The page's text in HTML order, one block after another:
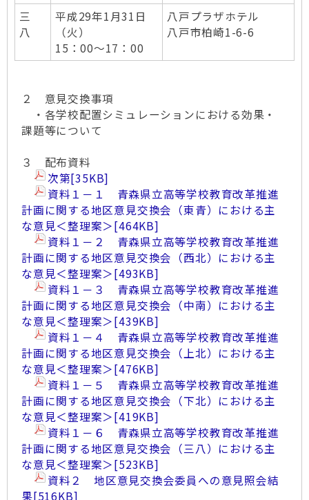
三
八
平成29年1月31日
（火）
15：00～17：00
八戸プラザホテル
八戸市柏崎1-6-6
２ 意見交換事項
・各学校配置シミュレーションにおける効果・
課題等について
３ 配布資料
次第[35KB]
資料１－１ 青森県立高等学校教育改革推進
計画に関する地区意見交換会（東青）における主
な意見＜整理案＞[464KB]
資料１－２ 青森県立高等学校教育改革推進
計画に関する地区意見交換会（西北）における主
な意見＜整理案＞[493KB]
資料１－３ 青森県立高等学校教育改革推進
計画に関する地区意見交換会（中南）における主
な意見＜整理案＞[439KB]
資料１－４ 青森県立高等学校教育改革推進
計画に関する地区意見交換会（上北）における主
な意見＜整理案＞[476KB]
資料１－５ 青森県立高等学校教育改革推進
計画に関する地区意見交換会（下北）における主
な意見＜整理案＞[419KB]
資料１－６ 青森県立高等学校教育改革推進
計画に関する地区意見交換会（三八）における主
な意見＜整理案＞[523KB]
資料２ 地区意見交換会委員への意見照会結
果[516KB]